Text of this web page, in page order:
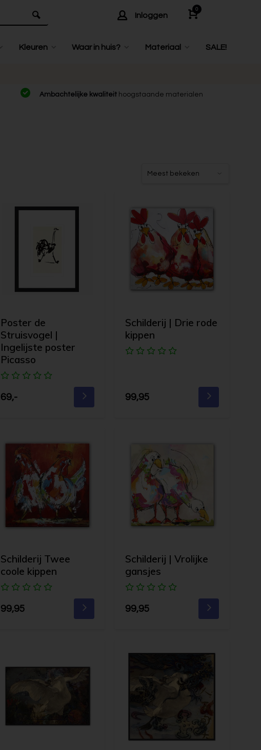
Inloggen
0
Kleuren Waar in huis? Materiaal SALE!
Ambachtelijke kwaliteit hoogstaande materialen
Poster de
Struisvogel |
Ingelijste poster
Picasso
69,-
Schilderij | Drie rode
kippen
99,95
Schilderij Twee
coole kippen
99,95
Schilderij | Vrolijke
gansjes
99,95